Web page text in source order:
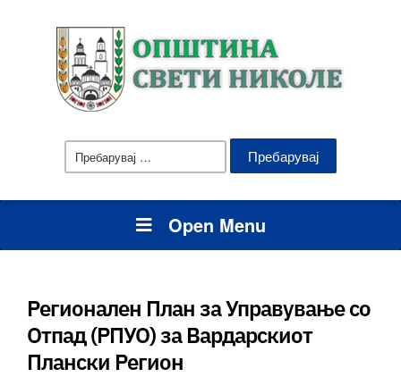
Пребарувај
за:
Open Menu
Регионалeн План за Управување со
Отпад (РПУО) за Вардарскиот
Плански Регион